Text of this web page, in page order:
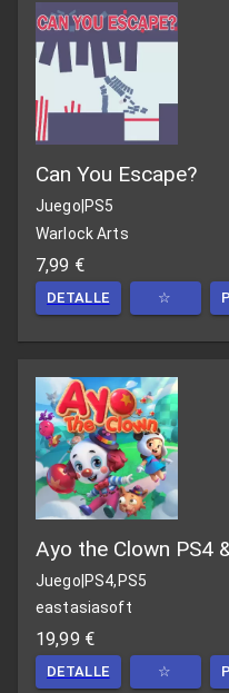
Can You Escape?
Juego PS5
Warlock Arts
7,99 €
DETALLE ☆
Ayo the Clown PS4
Juego|PS4,PS5
eastasiasoft
19,99 €
DETALLE ☆